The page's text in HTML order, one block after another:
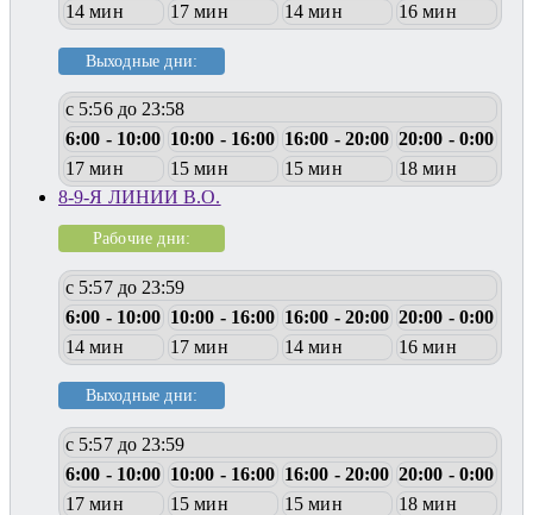
14 мин
17 мин 14 мин 16 мин
Выходные дни:
с 5:56 до 23:58
6:00 - 10:00 10:00 - 16:00 16:00 - 20:00 20:00 - 0:00
17 мин
15 мин 15 мин
18 мин
8-9-Я ЛИНИИ В.О.
Рабочие дни:
с 5:57 до 23:59
6:00 - 10:00 10:00 - 16:00 16:00 - 20:00 20:00 - 0:00
14 мин
17 мин 14 мин 16 мин
Выходные дни:
с 5:57 до 23:59
6:00 - 10:00 10:00 - 16:00 16:00 - 20:00 20:00 - 0:00
17 мин
15 мин 15 мин
18 мин